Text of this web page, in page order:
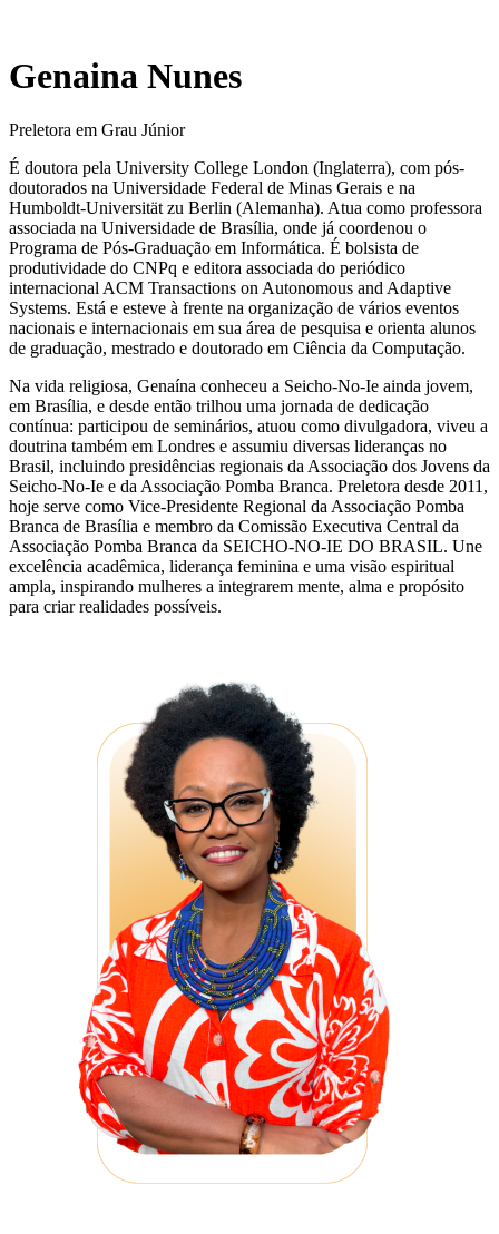
Genaina Nunes
Preletora em Grau Júnior
É doutora pela University College London (Inglaterra), com pós-
doutorados na Universidade Federal de Minas Gerais e na
Humboldt-Universität zu Berlin (Alemanha). Atua como professora
associada na Universidade de Brasília, onde já coordenou o
Programa de Pós-Graduação em Informática. É bolsista de
produtividade do CNPq e editora associada do periódico
internacional ACM Transactions on Autonomous and Adaptive
Systems. Está e esteve à frente na organização de vários eventos
nacionais e internacionais em sua área de pesquisa e orienta alunos
de graduação, mestrado e doutorado em Ciência da Computação.
Na vida religiosa, Genaína conheceu a Seicho-No-Ie ainda jovem,
em Brasília, e desde então trilhou uma jornada de dedicação
contínua: participou de seminários, atuou como divulgadora, viveu a
doutrina também em Londres e assumiu diversas lideranças no
Brasil, incluindo presidências regionais da Associação dos Jovens da
Seicho-No-Ie e da Associação Pomba Branca. Preletora desde 2011,
hoje serve como Vice-Presidente Regional da Associação Pomba
Branca de Brasília e membro da Comissão Executiva Central da
Associação Pomba Branca da SEICHO-NO-IE DO BRASIL. Une
excelência acadêmica, liderança feminina e uma visão espiritual
ampla, inspirando mulheres a integrarem mente, alma e propósito
para criar realidades possíveis.